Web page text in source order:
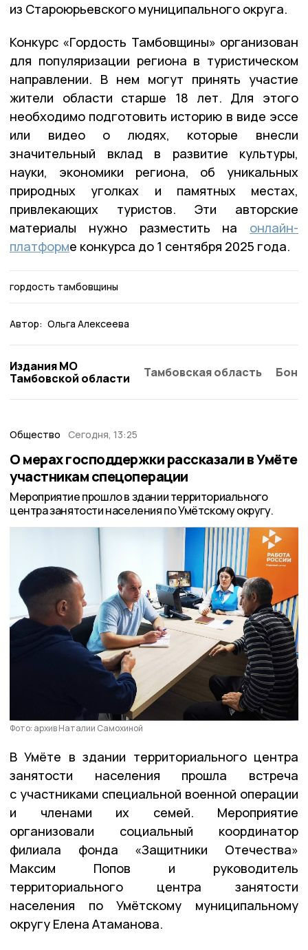
из Староюрьевского муниципального округа.
Конкурс «Гордость Тамбовщины» организован
для популяризации региона в туристическом
направлении. В нем могут принять участие
жители области старше 18 лет. Для этого
необходимо подготовить историю в виде эссе
или видео о людях, которые внесли
значительный вклад в развитие культуры,
науки, экономики региона, об уникальных
природных уголках и памятных местах,
привлекающих туристов. Эти авторские
материалы нужно разместить на онлайн-
платформе конкурса до 1 сентября 2025 года.
гордость тамбовщины
Автор: Ольга Алексеева
Издания МО
Тамбовской области
Тамбовская область
Общество Сегодня, 13:25
О мерах господдержки рассказали в Умёте
участникам спецоперации
Мероприятие прошло в здании территориального
центра занятости населения по Умётскому округу.
Фото: архив Наталии Самохиной
В Умёте в здании территориального центра
занятости населения прошла встреча
с участниками специальной военной операции
и членами их семей. Мероприятие
организовали социальный координатор
филиала фонда «Защитники Отечества»
Максим Попов и руководитель
территориального центра занятости
населения по Умётскому муниципальному
округу Елена Атаманова.